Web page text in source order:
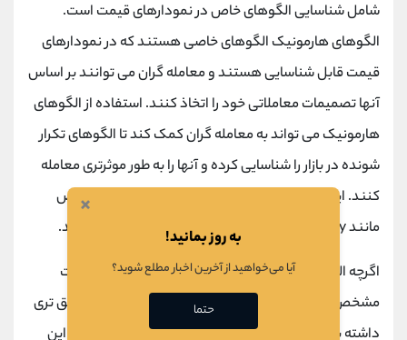
شامل شناسایی الگوهای خاص در نمودارهای قیمت است.
الگوهای هارمونیک الگوهای خاصی هستند که در نمودارهای
قیمت قابل شناسایی هستند و معامله گران می توانند بر اساس
آنها تصمیمات معاملاتی خود را اتخاذ کنند. استفاده از الگوهای
هارمونیک می تواند به معامله گران کمک کند تا الگوهای تکرار
شونده در بازار را شناسایی کرده و آنها را به طور موثرتری معامله
کنند. این الگوها اغلب در
با اشکال خاص
مانند AB=CD،
Gartley
، Butterfly و Bat دیده می شوند.
اگرچه الگوهای هارمونیک به طور کلی در نمودارهای قیمت
مشخص نیستند و ممکن است نیاز به تجزیه و تحلیل دقیق تری
داشته باشند، با تمرین و تجربه، معامله گران می توانند از این
×
به روز بمانید!
آیا می‌خواهید از آخرین اخبار مطلع شوید؟
حتما